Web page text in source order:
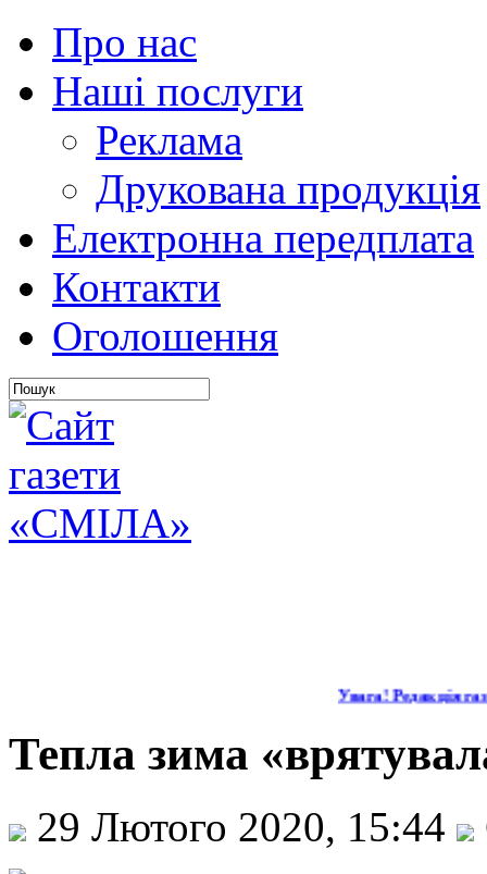
Про нас
Наші послуги
Реклама
Друкована продукція
Електронна передплата
Контакти
Оголошення
Увага! Редакція
Тепла зима
29 Лютого 2020, 15:44